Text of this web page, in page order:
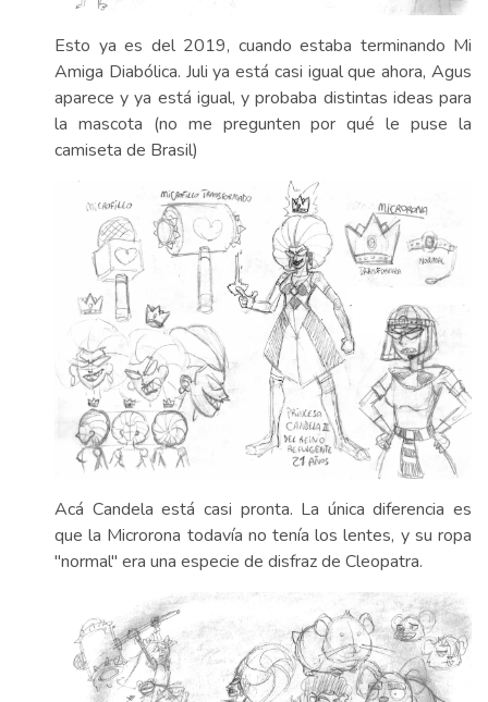
Esto ya es del 2019, cuando estaba terminando Mi
Amiga Diabólica. Juli ya está casi igual que ahora, Agus
aparece y ya está igual, y probaba distintas ideas para
la mascota (no me pregunten por qué le puse la
camiseta de Brasil)
Acá Candela está casi pronta. La única diferencia es
que la Microrona todavía no tenía los lentes, y su ropa
"normal" era una especie de disfraz de Cleopatra.